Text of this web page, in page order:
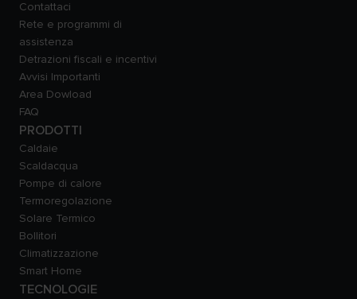
Contattaci
Rete e programmi di
assistenza
Detrazioni fiscali e incentivi
Avvisi Importanti
Area Dowload
FAQ
PRODOTTI
Caldaie
Scaldacqua
Pompe di calore
Termoregolazione
Solare Termico
Bollitori
Climatizzazione
Smart Home
TECNOLOGIE